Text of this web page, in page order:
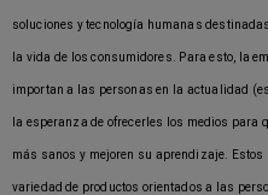
soluciones y tecnología humanas
la vida de los consumidores. Para esto, la
importan a las personas en la actualidad
la esperanza de ofrecerles los medios para
más sanos y mejoren su aprendizaje.
variedad de productos orientados a las